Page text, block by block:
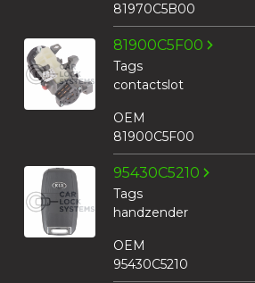
81970C5B00
81900C5F00
Tags
contactslot
OEM
81900C5F00
95430C5210
Tags
handzender
OEM
95430C5210